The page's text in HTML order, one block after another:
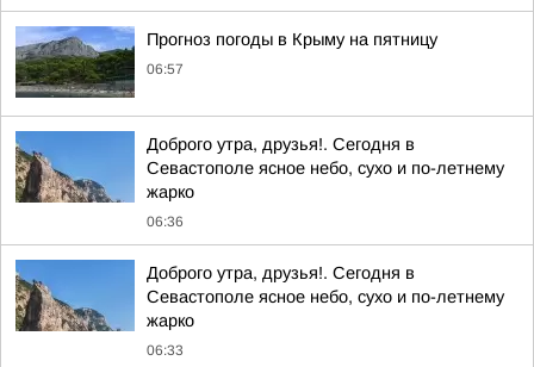
Прогноз погоды в Крыму на пятницу
06:57
Доброго утра, друзья!. Сегодня в
Севастополе ясное небо, сухо и по-летнему
жарко
06:36
Доброго утра, друзья!. Сегодня в
Севастополе ясное небо, сухо и по-летнему
жарко
06:33